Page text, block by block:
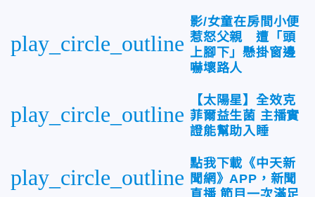
play_circle_outline
影/女童在房間小便
惹怒父親 遭「頭
上腳下」懸掛窗邊
嚇壞路人
play_circle_outline
【太陽星】全效克
菲爾益生菌 主播實
證能幫助入睡
play_circle_outline
點我下載《中天新
聞網》APP，新聞
直播 節目一次滿足